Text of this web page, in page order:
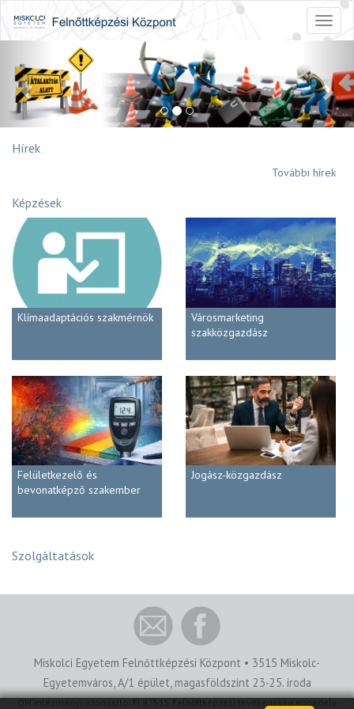
Previous
Hírek
További hírek
Képzések
Klímaadaptációs szakmérnök
Városmarketing
szakközgazdász
Felületkezelő és
bevonatképző szakember
Jogász-közgazdász
Szolgáltatások
Miskolci Egyetem Felnőttképzési Központ • 3515 Miskolc-
Egyetemváros, A/1 épület, magasföldszint 23-25. iroda